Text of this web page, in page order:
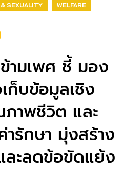
SEXUALITY WELFARE
ามเพศ ชี้ มอง
ก็บข้อมูลเชิง
าพชีวิต และ
รักษา มุ่งสร้าง
ะลดข้อขัดแย้ง